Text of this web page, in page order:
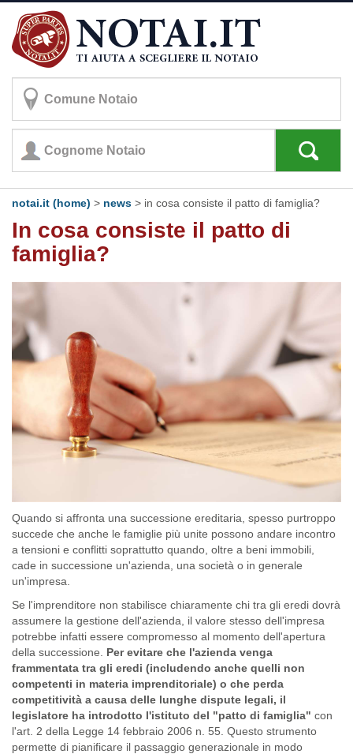
notai.it (home) > news > in cosa consiste il patto di famiglia?
In cosa consiste il patto di
famiglia?
Quando si affronta una successione ereditaria, spesso purtroppo
succede che anche le famiglie più unite possono andare incontro
a tensioni e conflitti soprattutto quando, oltre a beni immobili,
cade in successione un'azienda, una società o in generale
un'impresa.
Se l'imprenditore non stabilisce chiaramente chi tra gli eredi dovrà
assumere la gestione dell'azienda, il valore stesso dell'impresa
potrebbe infatti essere compromesso al momento dell'apertura
della successione. Per evitare che l'azienda venga
frammentata tra gli eredi (includendo anche quelli non
competenti in materia imprenditoriale) o che perda
competitività a causa delle lunghe dispute legali, il
legislatore ha introdotto l'istituto del "patto di famiglia" con
l'art. 2 della Legge 14 febbraio 2006 n. 55. Questo strumento
permette di pianificare il passaggio generazionale in modo